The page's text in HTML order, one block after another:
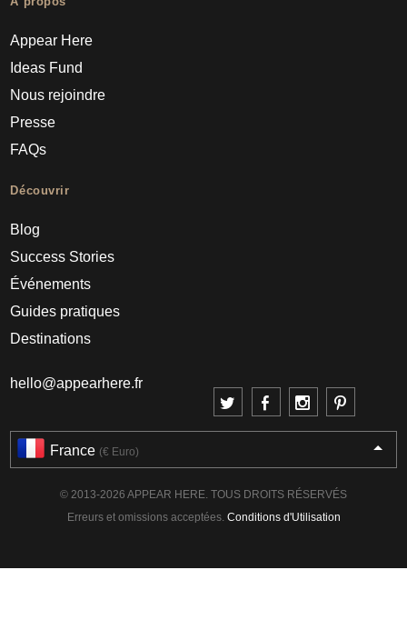
Appear Here
Ideas Fund
Nous rejoindre
Presse
FAQs
Découvrir
Blog
Success Stories
Événements
Guides pratiques
Destinations
hello@appearhere.fr
France (€ Euro)
© 2013-2026 APPEAR HERE. TOUS DROITS RÉSERVÉS
Erreurs et omissions acceptées. Conditions d'Utilisation